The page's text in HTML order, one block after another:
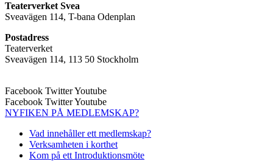
Teaterverket Svea
Sveavägen 114, T-bana Odenplan
Postadress
Teaterverket
Sveavägen 114, 113 50 Stockholm
Facebook TwitterYoutube
Facebook TwitterYoutube
NYFIKEN PÅ MEDLEMSKAP?
Vad innehåller ett medlemskap?
Verksamheten i korthet
Kom på ett Introduktionsmöte